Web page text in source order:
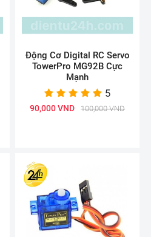
Động Cơ Digital RC Servo
TowerPro MG92B Cực
Mạnh
5
90,000 VND 100,000 VND